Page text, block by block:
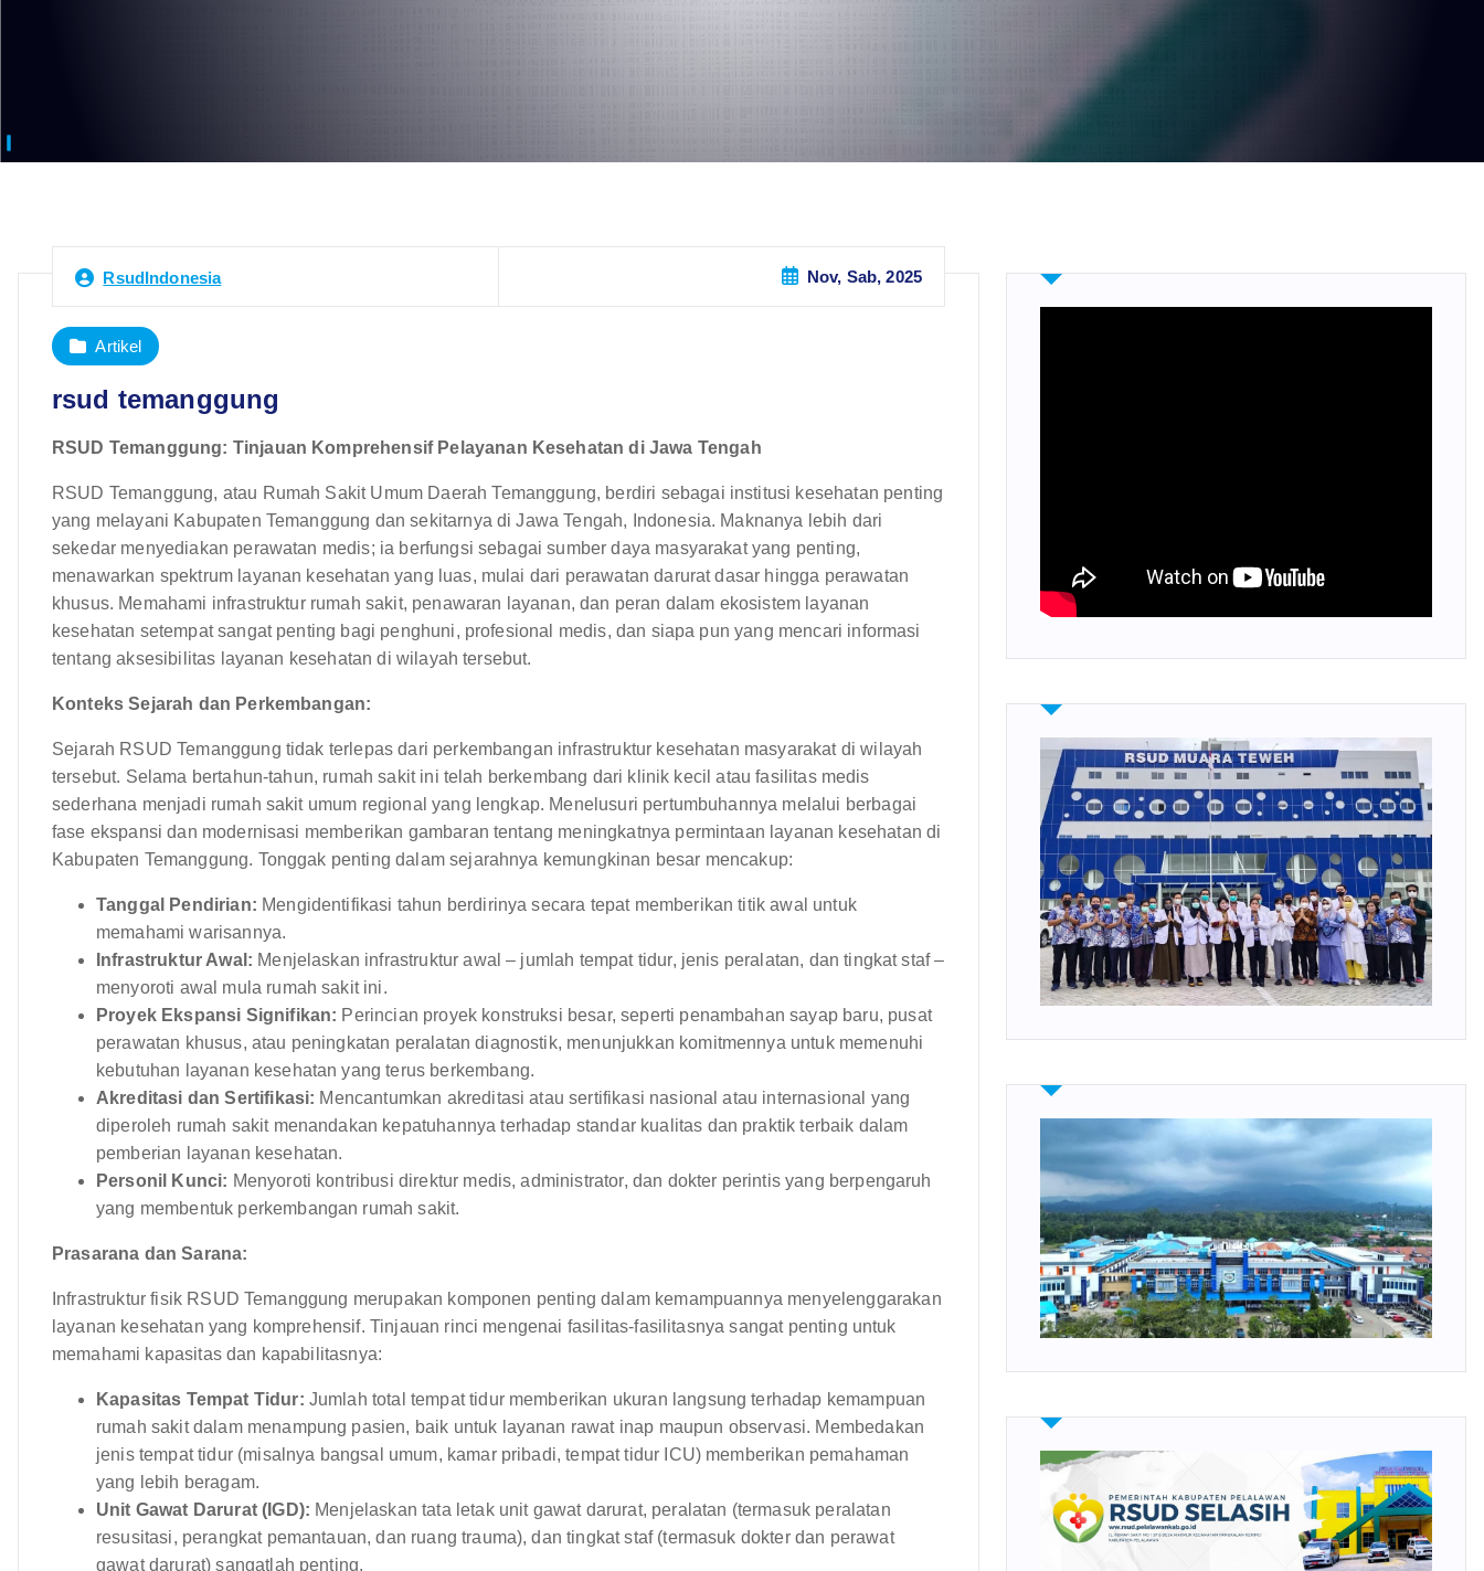
RsudIndonesia Nov, Sab, 2025
Artikel
rsud temanggung
RSUD Temanggung: Tinjauan Komprehensif Pelayanan Kesehatan di Jawa Tengah
RSUD Temanggung, atau Rumah Sakit Umum Daerah Temanggung, berdiri sebagai institusi kesehatan penting
yang melayani Kabupaten Temanggung dan sekitarnya di Jawa Tengah, Indonesia. Maknanya lebih dari
sekedar menyediakan perawatan medis; ia berfungsi sebagai sumber daya masyarakat yang penting,
menawarkan spektrum layanan kesehatan yang luas, mulai dari perawatan darurat dasar hingga perawatan
khusus. Memahami infrastruktur rumah sakit, penawaran layanan, dan peran dalam ekosistem layanan
kesehatan setempat sangat penting bagi penghuni, profesional medis, dan siapa pun yang mencari informasi
tentang aksesibilitas layanan kesehatan di wilayah tersebut.
Konteks Sejarah dan Perkembangan:
Sejarah RSUD Temanggung tidak terlepas dari perkembangan infrastruktur kesehatan masyarakat di wilayah
tersebut. Selama bertahun-tahun, rumah sakit ini telah berkembang dari klinik kecil atau fasilitas medis
sederhana menjadi rumah sakit umum regional yang lengkap. Menelusuri pertumbuhannya melalui berbagai
fase ekspansi dan modernisasi memberikan gambaran tentang meningkatnya permintaan layanan kesehatan di
Kabupaten Temanggung. Tonggak penting dalam sejarahnya kemungkinan besar mencakup:
Tanggal Pendirian: Mengidentifikasi tahun berdirinya secara tepat memberikan titik awal untuk
memahami warisannya.
Infrastruktur Awal: Menjelaskan infrastruktur awal – jumlah tempat tidur, jenis peralatan, dan tingkat staf –
menyoroti awal mula rumah sakit ini.
Proyek Ekspansi Signifikan: Perincian proyek konstruksi besar, seperti penambahan sayap baru, pusat
perawatan khusus, atau peningkatan peralatan diagnostik, menunjukkan komitmennya untuk memenuhi
kebutuhan layanan kesehatan yang terus berkembang.
Akreditasi dan Sertifikasi: Mencantumkan akreditasi atau sertifikasi nasional atau internasional yang
diperoleh rumah sakit menandakan kepatuhannya terhadap standar kualitas dan praktik terbaik dalam
pemberian layanan kesehatan.
Personil Kunci: Menyoroti kontribusi direktur medis, administrator, dan dokter perintis yang berpengaruh
yang membentuk perkembangan rumah sakit.
Prasarana dan Sarana:
Infrastruktur fisik RSUD Temanggung merupakan komponen penting dalam kemampuannya menyelenggarakan
layanan kesehatan yang komprehensif. Tinjauan rinci mengenai fasilitas-fasilitasnya sangat penting untuk
memahami kapasitas dan kapabilitasnya:
Kapasitas Tempat Tidur: Jumlah total tempat tidur memberikan ukuran langsung terhadap kemampuan
rumah sakit dalam menampung pasien, baik untuk layanan rawat inap maupun observasi. Membedakan
jenis tempat tidur (misalnya bangsal umum, kamar pribadi, tempat tidur ICU) memberikan pemahaman
yang lebih beragam.
Unit Gawat Darurat (IGD): Menjelaskan tata letak unit gawat darurat, peralatan (termasuk peralatan
resusitasi, perangkat pemantauan, dan ruang trauma), dan tingkat staf (termasuk dokter dan perawat
gawat darurat) sangatlah penting.